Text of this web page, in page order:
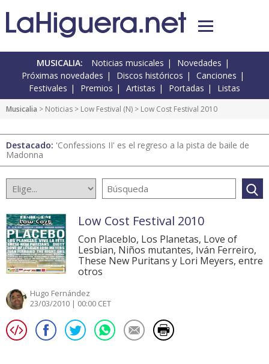
MUSICALIA: Noticias musicales
Novedades
Próximas novedades
Discos históricos
Canciones
Festivales
Premios Artistas Portadas Listas
Musicalia > Noticias > Low Festival (N) > Low Cost Festival 2010
Destacado: 'Confessions II' es el regreso a la pista de baile de
Madonna
Low Cost Festival 2010
Con Placeblo, Los Planetas, Love of
Lesbian, Niños mutantes, Iván Ferreiro,
These New Puritans y Lori Meyers, entre
otros
Hugo Fernández
23/03/2010 | 00:00 CET